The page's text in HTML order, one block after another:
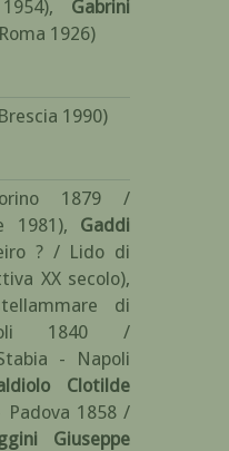
, Gabrini
1926)
1990)
1879 /
1981), Gaddi
? / Lido di
XX secolo),
di
1840 /
- Napoli
Clotilde
Padova 1858 /
Giuseppe